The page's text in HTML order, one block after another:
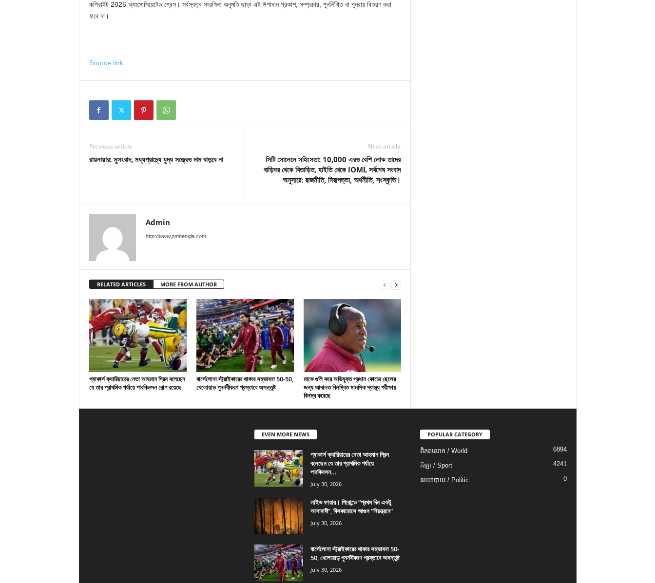
কপিরাইট 2026 অ্যাসোসিয়েটেড প্রেস। সর্বস্বত্ব সংরক্ষিত অনুমতি ছাড়া এই উপাদান প্রকাশ, সম্প্রচার, পুনর্লিখিত বা পুনরায় বিতরণ করা
যাবে না।
Source link
Previous article
রায়নায়ার: সুসংবাদ, মধ্যপ্রাচ্যে যুদ্ধ সত্ত্বেও দাম বাড়বে না
Next article
সিটি সোলেলে সহিংসতা: 10,000 এরও বেশি লোক তাদের
বাড়িঘর থেকে বিতাড়িত, হাইতি থেকে IOML সর্বশেষ সংবাদ
অনুসারে: রাজনীতি, নিরাপত্তা, অর্থনীতি, সংস্কৃতি।
Admin
http://www.pmbangla.com
RELATED ARTICLES MORE FROM AUTHOR
প্যাকার্স ক্যারিয়ারের নেতা আহমান গ্রিন বলেছেন
যে তার প্রাথমিক পর্যায়ে পারকিনসন রোগ রয়েছে
বার্সেলোনা স্ট্রাইকারের থাকার সম্ভাবনা 50-50,
খেলোয়াড় পুনর্নবীকরণ প্রস্তাবে অসন্তুষ্ট
মাকে গুলি করে অভিযুক্ত প্রধান কোচের ছেলের
জন্য আদালত বিলম্বিত মানসিক স্বাস্থ্য পরীক্ষায়
বিলম্ব করেছে
EVEN MORE NEWS
প্যাকার্স ক্যারিয়ারের নেতা আহমান গ্রিন
বলেছেন যে তার প্রাথমিক পর্যায়ে
পারকিনসন...
July 30, 2026
লাইভ ফায়ার। গিরোন্ডে “প্রথম দিন একটু
আশাবাদী”, বিসকারোসে আগুন “নিয়ন্ত্রনে”
July 30, 2026
বার্সেলোনা স্ট্রাইকারের থাকার সম্ভাবনা 50-
50, খেলোয়াড় পুনর্নবীকরণ প্রস্তাবে অসন্তুষ্ট
July 30, 2026
POPULAR CATEGORY
ពិភពលោក / World 6894
កីឡា / Sport 4241
នយោបាយ / Politic 0